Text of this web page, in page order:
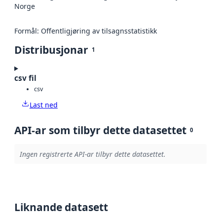
Norge
Formål: Offentligjøring av tilsagnsstatistikk
Distribusjonar 1
csv fil
csv
Last ned
API-ar som tilbyr dette datasettet 0
Ingen registrerte API-ar tilbyr dette datasettet.
Liknande datasett